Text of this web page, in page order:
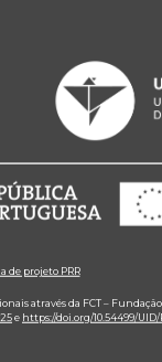
de projeto PRR
através da FCT –
e https://doi.org/10.54499/